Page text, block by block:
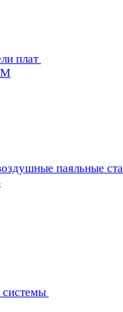
плат
паяльные